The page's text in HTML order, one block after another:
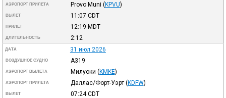
АЭРОПОРТ ПРИЛЕТА Provo Muni (KPVU)
ВЫЛЕТ 11:07 CDT
ПРИЛЕТ 12:19 MDT
ДЛИТЕЛЬНОСТЬ 2:12
ДАТА 31 июл 2026
ВОЗДУШНОЕ СУДНО A319
АЭРОПОРТ ВЫЛЕТА Милуоки (KMKE)
АЭРОПОРТ ПРИЛЕТА Даллас/Форт-Уэрт (KDFW)
ВЫЛЕТ 07:24CDT